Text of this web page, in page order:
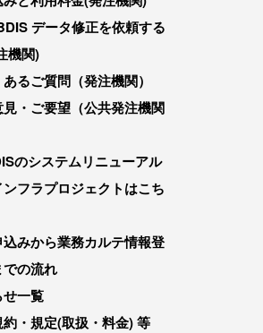
データ修正を依頼する
機関)
あるご質問（発注機関）
見・ご要望（公共発注機関
のシステムリニューアル
フラプロジェクトはこち
込みから業務カルテ情報登
の流れ
一覧
・規定(取扱・料金) 等